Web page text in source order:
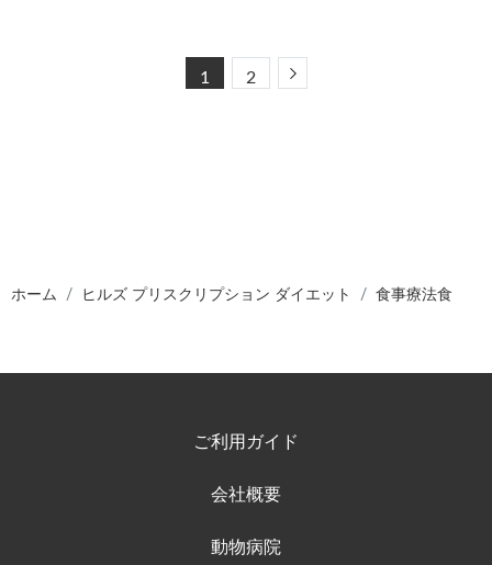
1 2 Next
ホーム ヒルズ プリスクリプション ダイエット 食事療法食
ご利用ガイド
会社概要
動物病院